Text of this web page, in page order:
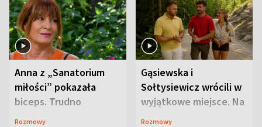
Anna z „Sanatorium
miłości” pokazała
biceps. Trudno
uwierzyć, co przeszła
Rozmowy
Gąsiewska i
Sołtysiewicz wrócili w
wyjątkowe miejsce. Na
szlaku czekał
Rozmowy